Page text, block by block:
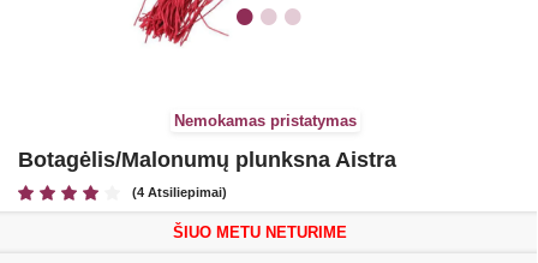
Nemokamas pristatymas
Botagėlis/Malonumų plunksna Aistra
(4 Atsiliepimai)
ŠIUO METU NETURIME